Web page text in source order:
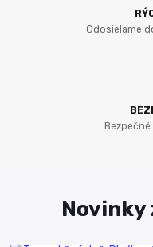
Odosielame
Novinky